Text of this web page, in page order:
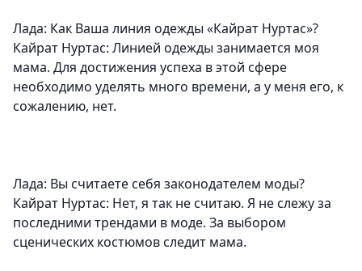
Лада: Как Ваша линия одежды «Кайрат Нуртас»?
Кайрат Нуртас: Линией одежды занимается моя
мама. Для достижения успеха в этой сфере
необходимо уделять много времени, а у меня его, к
сожалению, нет.
Лада: Вы считаете себя законодателем моды?
Кайрат Нуртас: Нет, я так не считаю. Я не слежу за
последними трендами в моде. За выбором
сценических костюмов следит мама.